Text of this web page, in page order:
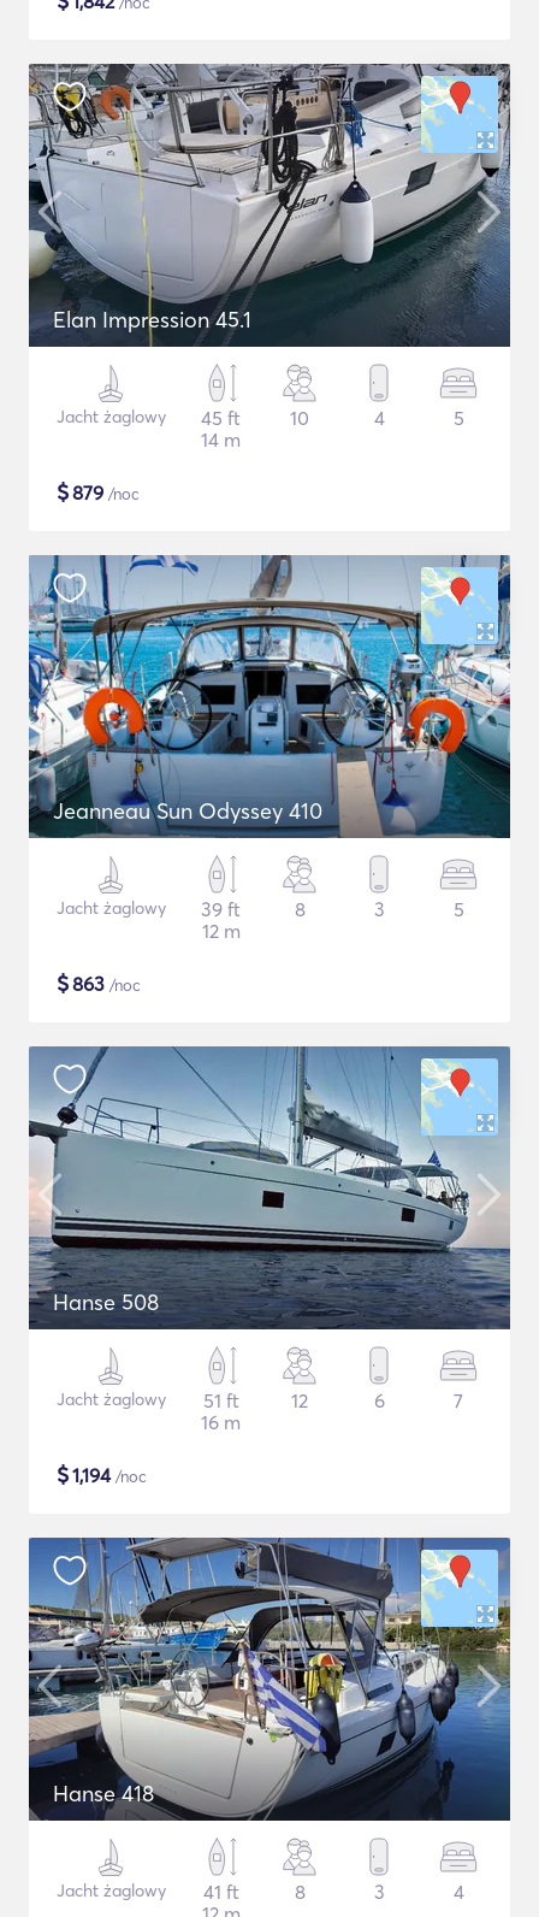
Elan Impression 45.1
Jacht żaglowy
45 ft
14 m
10 4 5
$879 /noc
Jeanneau Sun Odyssey 410
Jacht żaglowy
39 ft
12 m
8 3 5
$863 /noc
Hanse 508
Jacht żaglowy
51 ft
16 m
12 6 7
$1,194/noc
Hanse 418
Jacht żaglowy
41 ft
8 3 4